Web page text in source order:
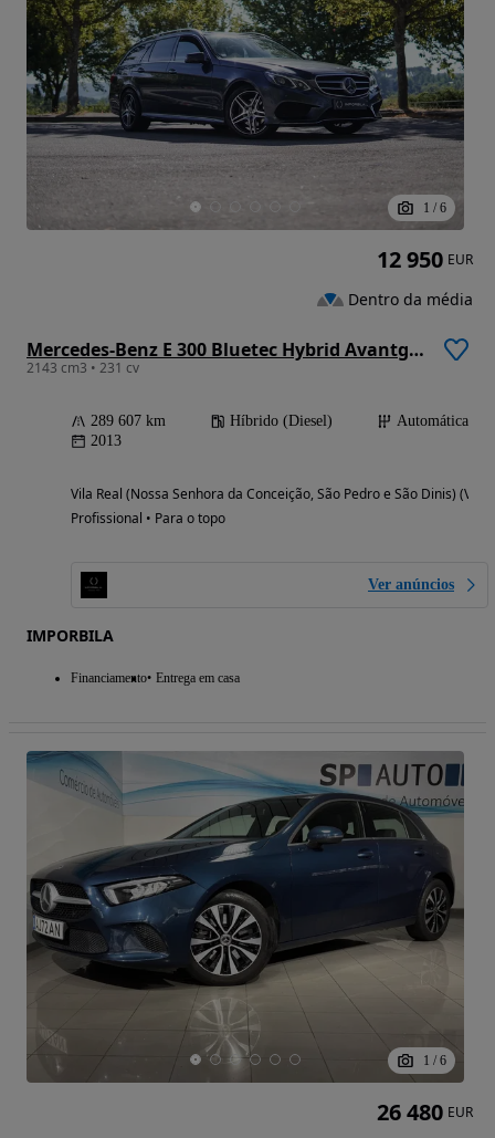
1 / 6
Mercedes-Benz E 300 Bluetec Hybrid Avantgarde
2143 cm3 • 231 cv
289 607 km Híbrido (Diesel)
Automática
2013
Vila Real (Nossa Senhora da Conceição, São Pedro e São Dinis) (Vila
Profissional • Para o topo
Ver anúncios
IMPORBILA
Financiamento Entrega em casa
12 950 EUR
Dentro da média
1 / 6
26 480 EUR